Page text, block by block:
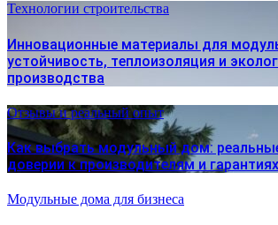
Технологии строительства
Инновационные материалы для
устойчивость, теплоизоляция и
производства
Отзывы и реальный опыт
Как выбрать модульный дом:
доверии к производителям и гарантиях
Модульные дома для бизнеса